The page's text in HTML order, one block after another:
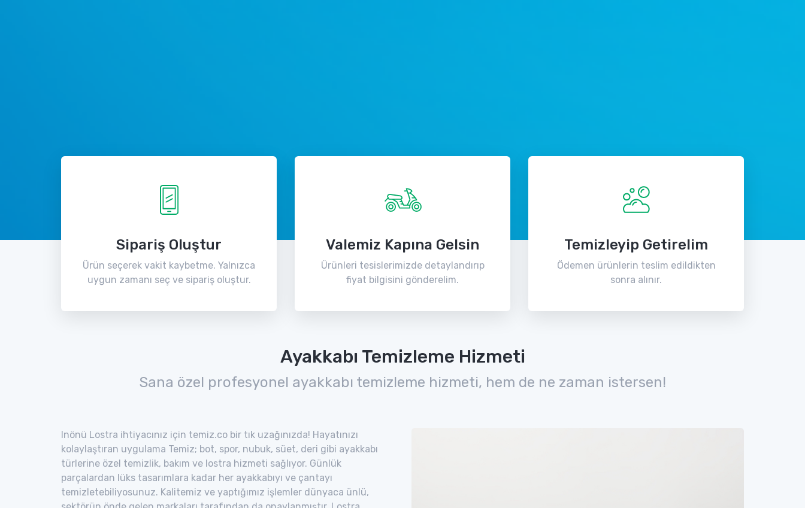
Sipariş Oluştur
Ürün seçerek vakit kaybetme. Yalnızca
uygun zamanı seç ve sipariş oluştur.
Valemiz Kapına Gelsin
Ürünleri tesislerimizde detaylandırıp
fiyat bilgisini gönderelim.
Temizleyip Getirelim
Ödemen ürünlerin teslim edildikten
sonra alınır.
Ayakkabı Temizleme Hizmeti
Sana özel profesyonel ayakkabı temizleme hizmeti, hem de ne zaman istersen!
Inönü Lostra ihtiyacınız için temiz.co bir tık uzağınızda! Hayatınızı
kolaylaştıran uygulama Temiz; bot, spor, nubuk, süet, deri gibi ayakkabı
türlerine özel temizlik, bakım ve lostra hizmeti sağlıyor. Günlük
parçalardan lüks tasarımlara kadar her ayakkabıyı ve çantayı
temizletebiliyosunuz. Kalitemiz ve yaptığımız işlemler dünyaca ünlü,